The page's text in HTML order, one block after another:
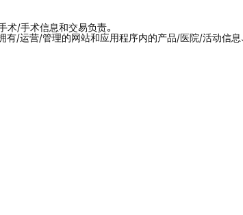
/手术信息和交易负责。
/运营/管理的网站和应用程序内的产品/医院/活动信息